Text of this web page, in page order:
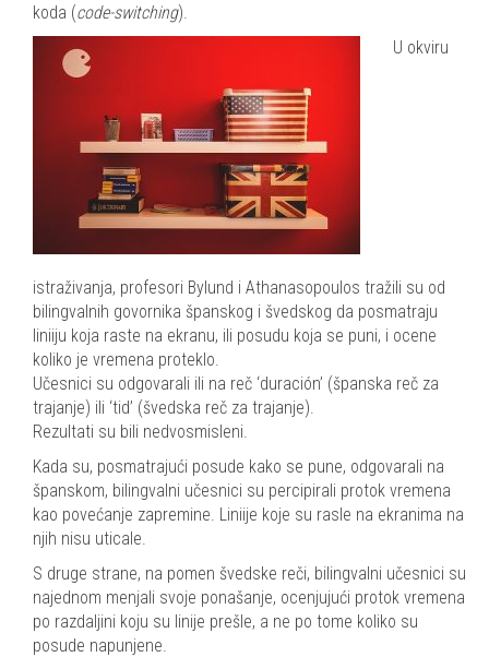
koda (code-switching).
U okviru
istraživanja, profesori Bylund i Athanasopoulos tražili su od
bilingvalnih govornika španskog i švedskog da posmatraju
liniiju koja raste na ekranu, ili posudu koja se puni, i ocene
koliko je vremena proteklo.
Učesnici su odgovarali ili na reč ‘duración’ (španska reč za
trajanje) ili ‘tid’ (švedska reč za trajanje).
Rezultati su bili nedvosmisleni.
Kada su, posmatrajući posude kako se pune, odgovarali na
španskom, bilingvalni učesnici su percipirali protok vremena
kao povećanje zapremine. Liniije koje su rasle na ekranima na
njih nisu uticale.
S druge strane, na pomen švedske reči, bilingvalni učesnici su
najednom menjali svoje ponašanje, ocenjujući protok vremena
po razdaljini koju su linije prešle, a ne po tome koliko su
posude napunjene.